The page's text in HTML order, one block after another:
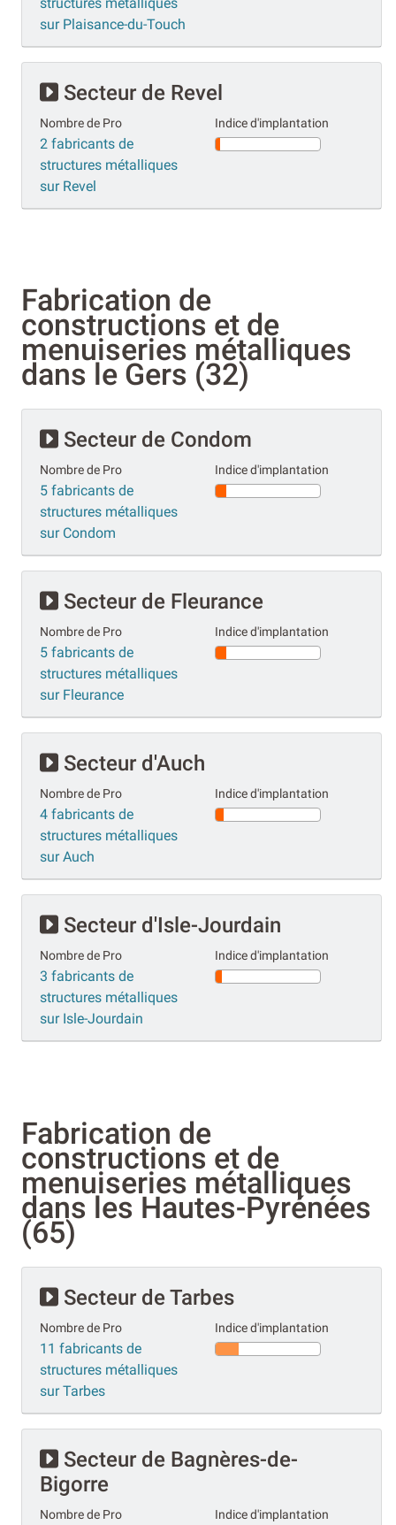
sur Plaisance-du-Touch
Secteur de Revel
Nombre de Pro
2 fabricants de
structures métalliques
sur Revel
Indice d'implantation
Fabrication de
constructions et de
menuiseries métalliques
dans le Gers (32)
Secteur de Condom
Nombre de Pro
5 fabricants de
structures métalliques
sur Condom
Indice d'implantation
Secteur de Fleurance
Nombre de Pro
5 fabricants de
structures métalliques
sur Fleurance
Indice d'implantation
Secteur d'Auch
Nombre de Pro
4 fabricants de
structures métalliques
sur Auch
Indice d'implantation
Secteur d'Isle-Jourdain
Nombre de Pro
3 fabricants de
structures métalliques
sur Isle-Jourdain
Indice d'implantation
Fabrication de
constructions et de
menuiseries métalliques
dans les Hautes-Pyrénées
(65)
Secteur de Tarbes
Nombre de Pro
11 fabricants de
structures métalliques
sur Tarbes
Indice d'implantation
Secteur de Bagnères-de-
Bigorre
Nombre de Pro Indice d'implantation